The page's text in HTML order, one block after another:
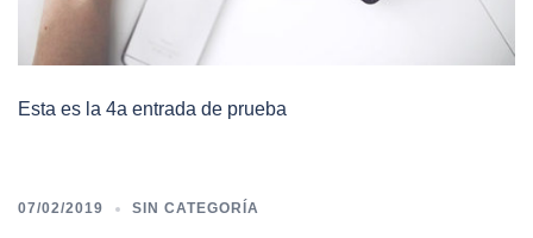
Esta es la 4a entrada de prueba
07/02/2019 SIN CATEGORÍA